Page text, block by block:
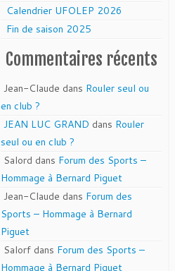
Calendrier UFOLEP 2026
Fin de saison 2025
Commentaires récents
Jean-Claude dans Rouler seul ou
en club ?
JEAN LUC GRAND dans Rouler
seul ou en club ?
Salord dans Forum des Sports –
Hommage à Bernard Piguet
Jean-Claude dans Forum des
Sports – Hommage à Bernard
Piguet
Salorf dans Forum des Sports –
Hommage à Bernard Piguet